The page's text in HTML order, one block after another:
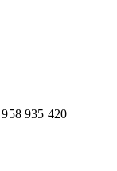
958 935 420